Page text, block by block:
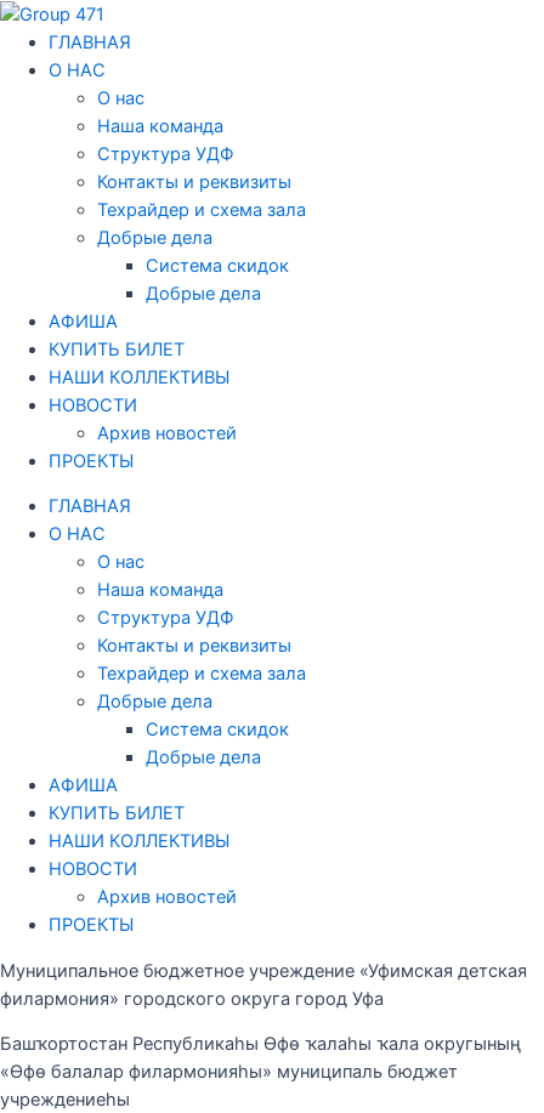
Перейти
содержимому
ГЛАВНАЯ
О НАС
О нас
Наша команда
Структура УДФ
Контакты и реквизиты
Техрайдер и схема зала
Добрые дела
Система скидок
Добрые дела
АФИША
КУПИТЬ БИЛЕТ
НАШИ КОЛЛЕКТИВЫ
НОВОСТИ
Архив новостей
ПРОЕКТЫ
ГЛАВНАЯ
О НАС
О нас
Наша команда
Структура УДФ
Контакты и реквизиты
Техрайдер и схема зала
Добрые дела
Система скидок
Добрые дела
АФИША
КУПИТЬ БИЛЕТ
НАШИ КОЛЛЕКТИВЫ
НОВОСТИ
Архив новостей
ПРОЕКТЫ
Муниципальное бюджетное учреждение «Уфимская детская
филармония» городского округа город Уфа
Башҡортостан Республикаһы Өфө ҡалаһы ҡала округының
«Өфө балалар филармонияһы» муниципаль бюджет
учреждениеһы
Навигация
записям